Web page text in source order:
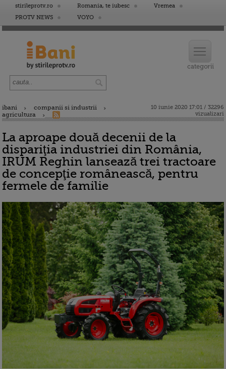
stirileprotv.ro Romania, te iubesc
Vremea
PROTV NEWS
VOYO
ibani
companii si industrii
agricultura
10 iunie 2020 17:01 / 32296
vizualizari
La aproape două decenii de la
dispariţia industriei din România,
IRUM Reghin lansează trei tractoare
de concepţie românească, pentru
fermele de familie